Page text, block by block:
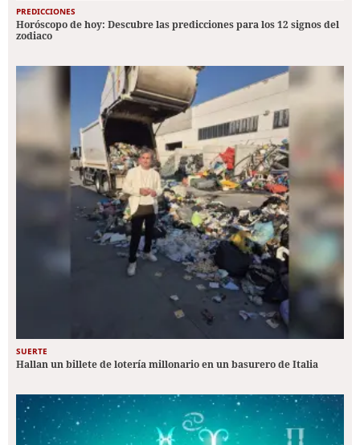
PREDICCIONES
Horóscopo de hoy: Descubre las predicciones para los 12 signos del
zodiaco
SUERTE
Hallan un billete de lotería millonario en un basurero de Italia